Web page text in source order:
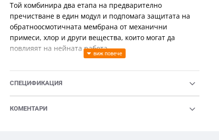
Той комбинира два етапа на предварително
пречистване в един модул и подпомага защитата на
обратноосмотичната мембрана от механични
примеси, хлор и други вещества, които могат да
повлияят на нейната работа.
два отделни предварителни филтъра, използвани при
предишни поколения системи от серия Osmo.
СПЕЦИФИКАЦИЯ
КОМЕНТАРИ